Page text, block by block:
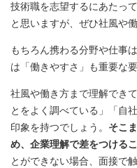
技術職を志望するにあたっ
と思いますが、ぜひ社風や
もちろん携わる分野や仕事
は「働きやすさ」も重要な要
社風や働き方まで理解でき
とをよく調べている」「自
印象を持つでしょう。 そこ
め、企業理解で差をつける
とができない場合、面接で